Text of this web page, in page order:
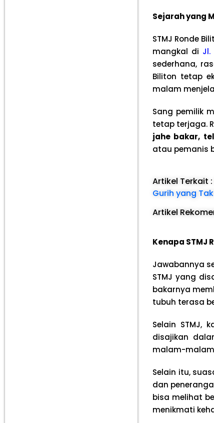
Sejarah yang
STMJ Ronde
mangkal di Jl.
sederhana,
Biliton tetap
malam
Sang pemilik
tetap terjaga.
jahe bakar,
atau pemanis
Artikel Terkait :
Gurih yang
Artikel
Kenapa STMJ
Jawabannya
STMJ yang
bakarnya
tubuh terasa
Selain STMJ,
disajikan
malam-
Selain itu,
dan
bisa melihat
menikmati